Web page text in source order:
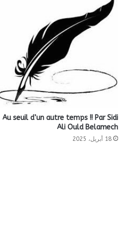
Au seuil d’un autre temps !! Par Sidi
Ali Ould Belamech
18 أبريل، 2025